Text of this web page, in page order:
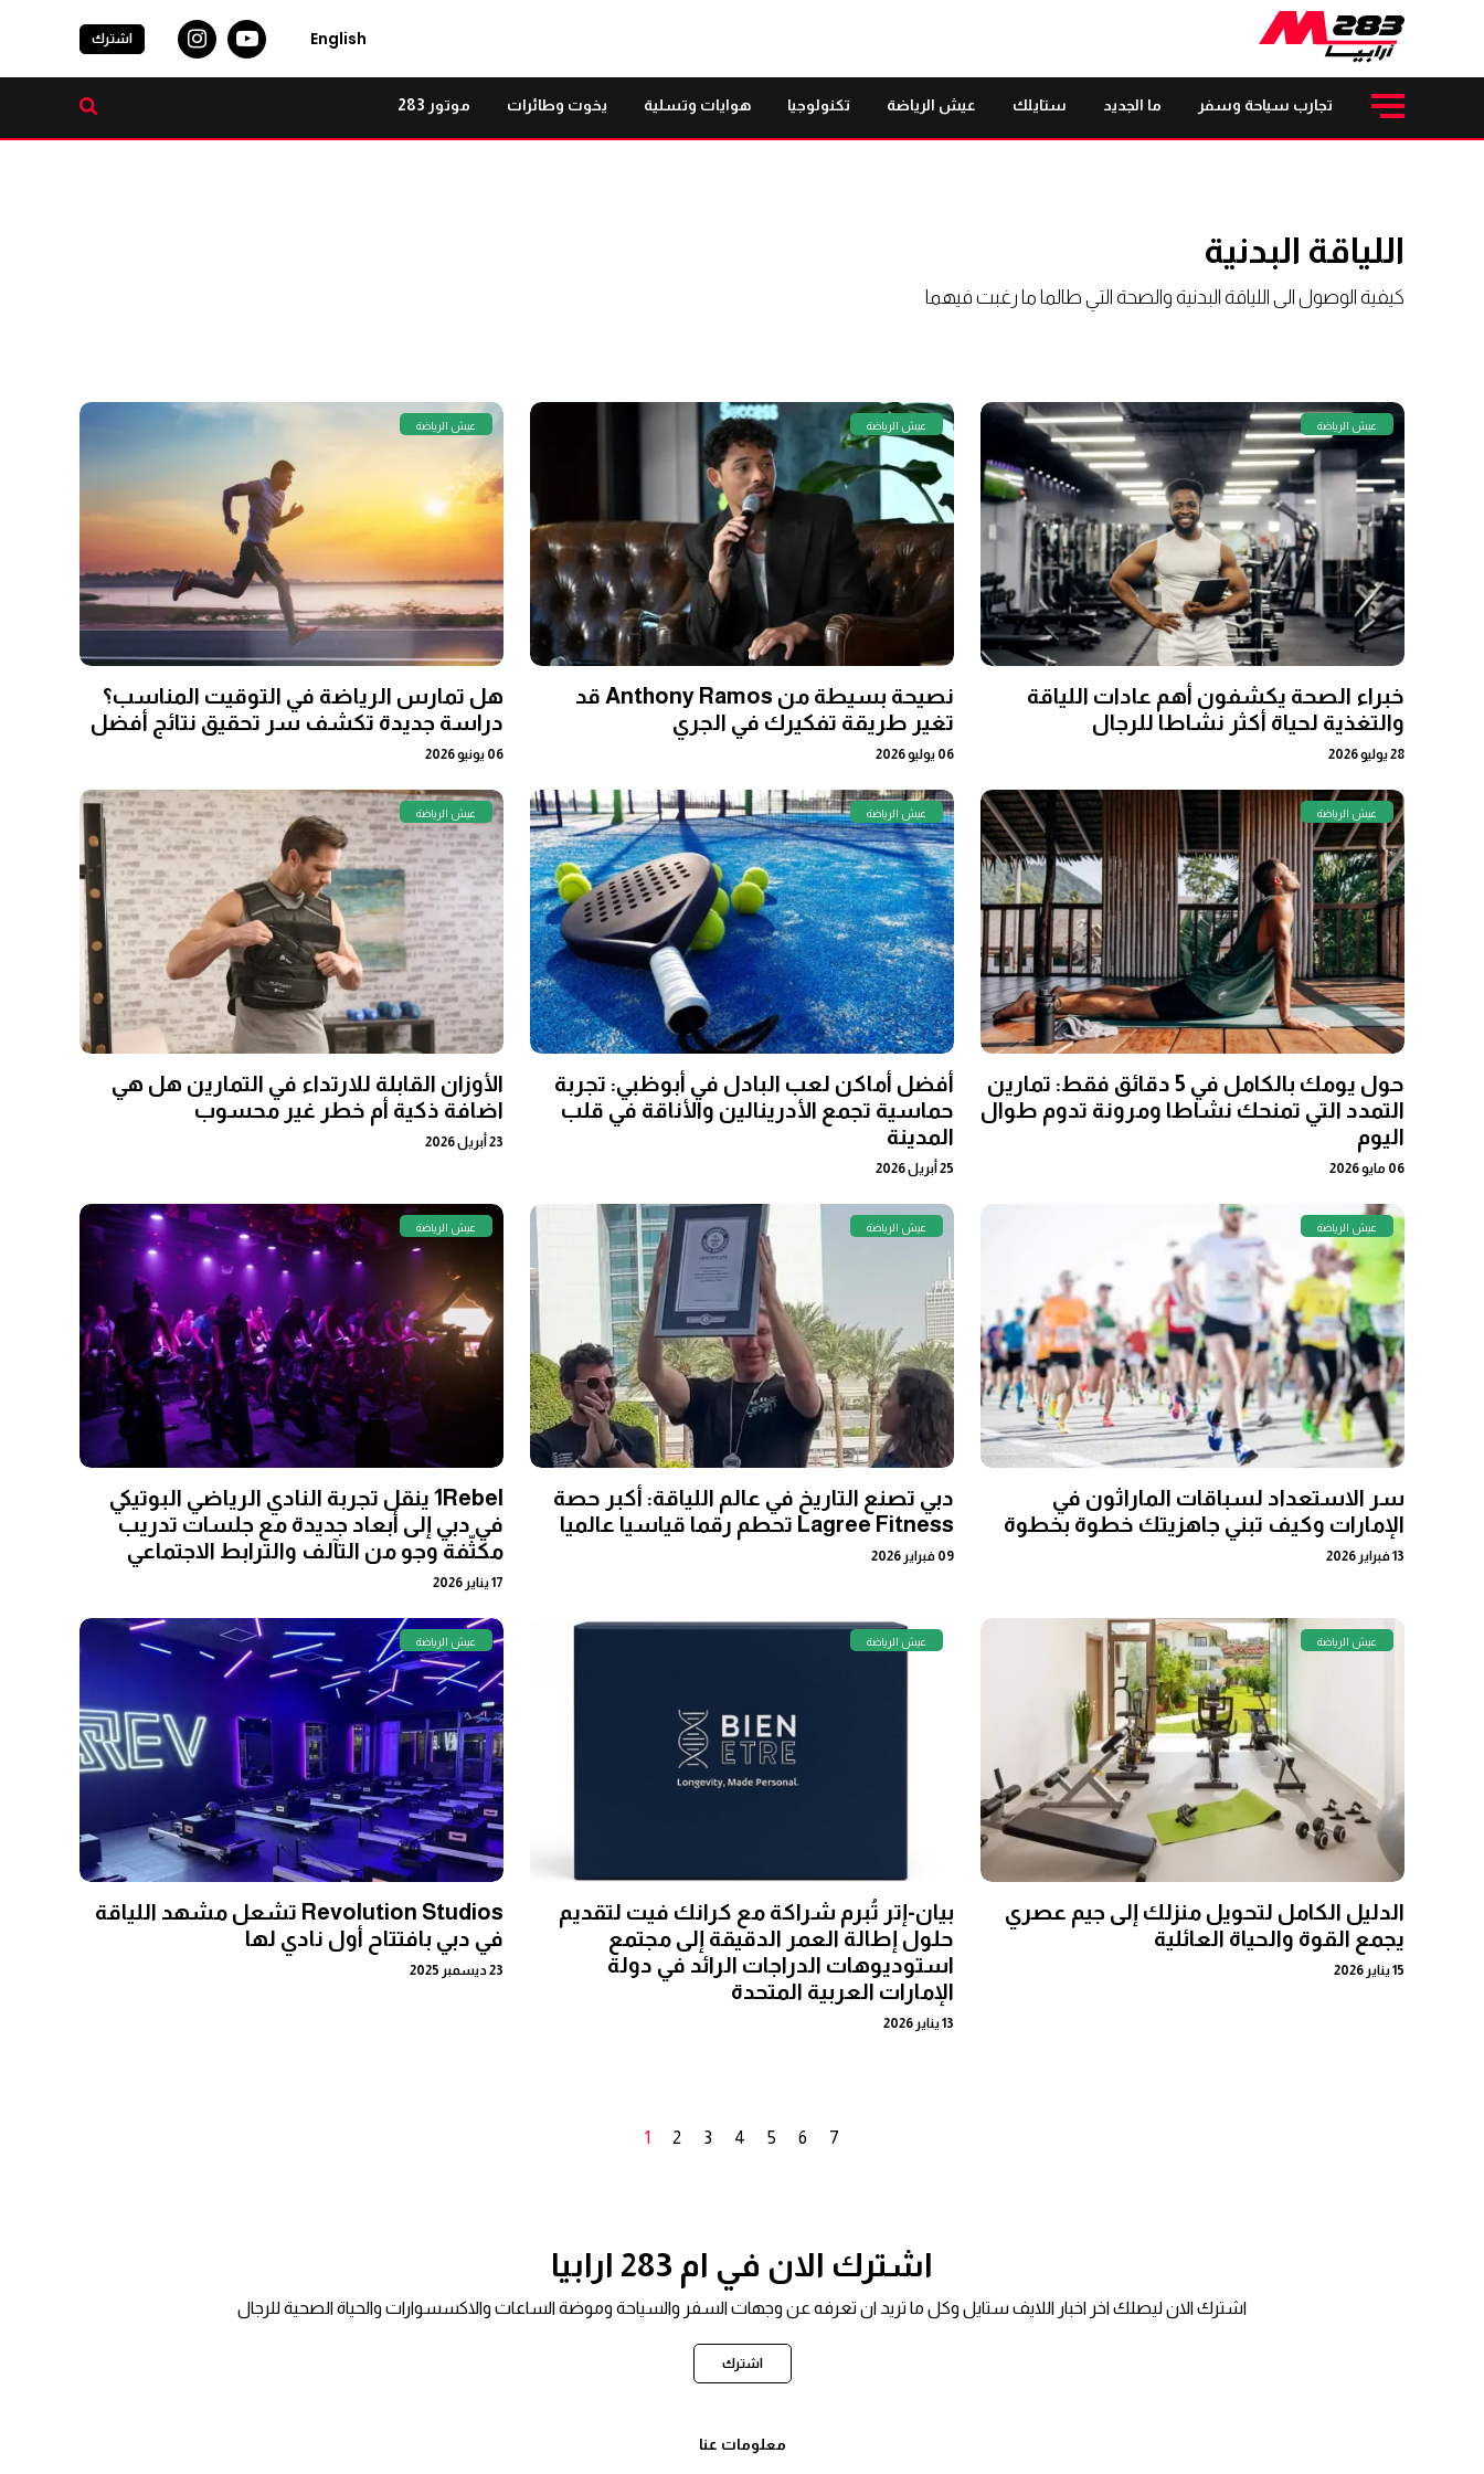
English اشترك
تجارب سياحة وسفر ما الجديد ستايلك عيش الرياضة تكنولوجيا هوايات وتسلية يخوت وطائرات موتور 283
اللياقة البدنية
كيفية الوصول الى اللياقة البدنية والصحة التي طالما ما رغبت فيهما
عيش الرياضة
خبراء الصحة يكشفون أهم عادات اللياقة
والتغذية لحياة أكثر نشاطا للرجال
28 يوليو 2026
عيش الرياضة
نصيحة بسيطة من Anthony Ramos قد
تغير طريقة تفكيرك في الجري
06 يوليو 2026
عيش الرياضة
هل تمارس الرياضة في التوقيت المناسب؟
دراسة جديدة تكشف سر تحقيق نتائج أفضل
06 يونيو 2026
عيش الرياضة
حول يومك بالكامل في 5 دقائق فقط: تمارين
التمدد التي تمنحك نشاطا ومرونة تدوم طوال
اليوم
06 مايو 2026
عيش الرياضة
أفضل أماكن لعب البادل في أبوظبي: تجربة
حماسية تجمع الأدرينالين والأناقة في قلب
المدينة
25 أبريل 2026
عيش الرياضة
الأوزان القابلة للارتداء في التمارين هل هي
اضافة ذكية أم خطر غير محسوب
23 أبريل 2026
عيش الرياضة
سر الاستعداد لسباقات الماراثون في
الإمارات وكيف تبني جاهزيتك خطوة بخطوة
13 فبراير 2026
عيش الرياضة
دبي تصنع التاريخ في عالم اللياقة: أكبر حصة
Lagree Fitness تحطم رقما قياسيا عالميا
09 فبراير 2026
عيش الرياضة
1Rebel ينقل تجربة النادي الرياضي البوتيكي
في دبي إلى أبعاد جديدة مع جلسات تدريب
مكثّفة وجو من التآلف والترابط الاجتماعي
17 يناير 2026
عيش الرياضة
الدليل الكامل لتحويل منزلك إلى جيم عصري
يجمع القوة والحياة العائلية
15 يناير 2026
عيش الرياضة
بيان-إتر تُبرم شراكة مع كرانك فيت لتقديم
حلول إطالة العمر الدقيقة إلى مجتمع
استوديوهات الدراجات الرائد في دولة
الإمارات العربية المتحدة
13 يناير 2026
عيش الرياضة
Revolution Studios تشعل مشهد اللياقة
في دبي بافتتاح أول نادي لها
23 ديسمبر 2025
1 2 3 4 5 6 7
اشترك الان في ام 283 ارابيا
اشترك الان ليصلك اخر اخبار اللايف ستايل وكل ما تريد ان تعرفه عن وجهات السفر والسياحة وموضة الساعات والاكسسوارات والحياة الصحية للرجال
اشترك
معلومات عنا